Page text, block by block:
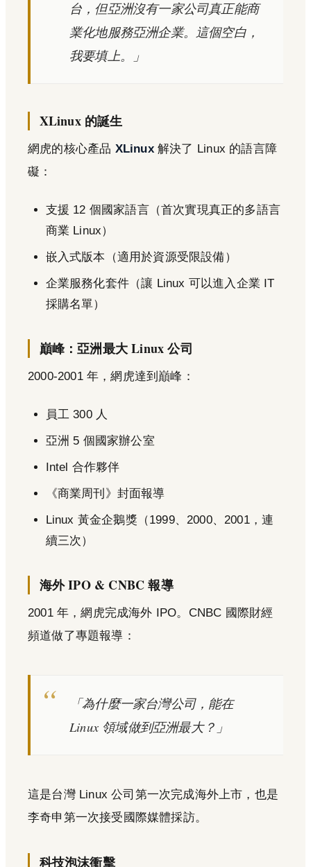
台，但亞洲沒有一家公司真正能商
業化地服務亞洲企業。這個空白，
我要填上。」
XLinux 的誕生
網虎的核心產品 XLinux解決了 Linux 的語言障
礙：
支援 12 個國家語言（首次實現真正的多語言
商業 Linux）
嵌入式版本（適用於資源受限設備）
企業服務化套件（讓 Linux 可以進入企業 IT
採購名單）
巔峰：亞洲最大 Linux 公司
2000-2001 年，網虎達到巔峰：
員工 300 人
亞洲 5 個國家辦公室
Intel 合作夥伴
《商業周刊》封面報導
Linux 黃金企鵝獎（1999、2000、2001，連
續三次）
海外 IPO & CNBC 報導
2001 年，網虎完成海外 IPO。CNBC 國際財經
頻道做了專題報導：
「為什麼一家台灣公司，能在
Linux 領域做到亞洲最大？」
這是台灣 Linux 公司第一次完成海外上市，也是
李奇申第一次接受國際媒體採訪。
科技泡沫衝擊